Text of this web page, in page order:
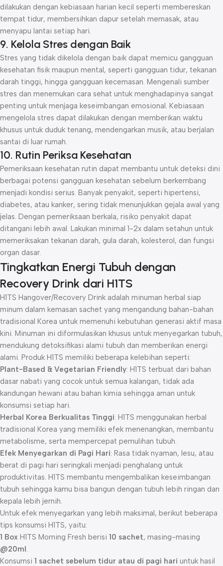
dilakukan dengan kebiasaan harian kecil seperti membereskan
tempat tidur, membersihkan dapur setelah memasak, atau
menyapu lantai setiap hari.
9. Kelola Stres dengan Baik
Stres yang tidak dikelola dengan baik dapat memicu gangguan
kesehatan fisik maupun mental, seperti gangguan tidur, tekanan
darah tinggi, hingga gangguan kecemasan. Mengenali sumber
stres dan menemukan cara sehat untuk menghadapinya sangat
penting untuk menjaga keseimbangan emosional. Kebiasaan
mengelola stres dapat dilakukan dengan memberikan waktu
khusus untuk duduk tenang, mendengarkan musik, atau berjalan
santai di luar rumah.
10. Rutin Periksa Kesehatan
Pemeriksaan kesehatan rutin dapat membantu untuk deteksi dini
berbagai potensi gangguan kesehatan sebelum berkembang
menjadi kondisi serius. Banyak penyakit, seperti hipertensi,
diabetes, atau kanker, sering tidak menunjukkan gejala awal yang
jelas. Dengan pemeriksaan berkala, risiko penyakit dapat
ditangani lebih awal. Lakukan minimal 1-2x dalam setahun untuk
memeriksakan tekanan darah, gula darah, kolesterol, dan fungsi
organ dasar.
Tingkatkan Energi Tubuh dengan
Recovery Drink dari H1TS
H1TS Hangover/Recovery Drink adalah minuman herbal siap
minum dalam kemasan sachet yang mengandung bahan-bahan
tradisional Korea untuk memenuhi kebutuhan generasi aktif masa
kini. Minuman ini diformulasikan khusus untuk menyegarkan tubuh,
mendukung detoksifikasi alami tubuh dan memberikan energi
alami. Produk H1TS memiliki beberapa kelebihan seperti:
Plant-Based & Vegetarian Friendly: H1TS terbuat dari bahan
dasar nabati yang cocok untuk semua kalangan, tidak ada
kandungan hewani atau bahan kimia sehingga aman untuk
konsumsi setiap hari.
Herbal Korea Berkualitas Tinggi: H1TS menggunakan herbal
tradisional Korea yang memiliki efek menenangkan, membantu
metabolisme, serta mempercepat pemulihan tubuh.
Efek Menyegarkan di Pagi Hari: Rasa tidak nyaman, lesu, atau
berat di pagi hari seringkali menjadi penghalang untuk
produktivitas. H1TS membantu mengembalikan keseimbangan
tubuh sehingga kamu bisa bangun dengan tubuh lebih ringan dan
kepala lebih jernih.
Untuk efek menyegarkan yang lebih maksimal, berikut beberapa
tips konsumsi H1TS, yaitu:
1 Box H1TS Morning Fresh berisi 10 sachet, masing-masing
@20ml
Konsumsi 1 sachet sebelum tidur atau di pagi hari untuk hasil